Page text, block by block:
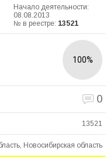
Начало деятельности:
08.08.2013
№ в реестре: 13521
100%
0
13521
Новосибирская область